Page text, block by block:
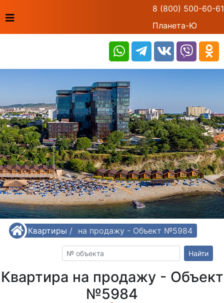
8 (800) 500-60-61
Планета-Ю
/ Квартиры /
Квартира на продажу - Объект №5984
Найти
Квартира на продажу - Объект
№5984